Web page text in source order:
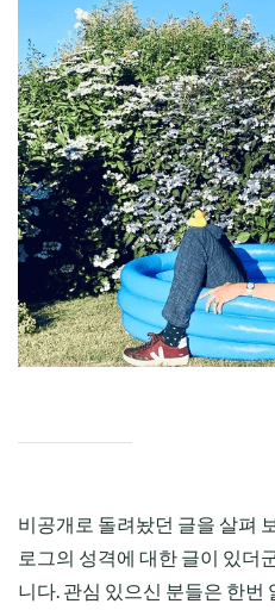
비공개로 돌려놨던 글을 살펴
로그의 성격에 대한 글이 있더
니다. 관심 있으신 분들은 한번